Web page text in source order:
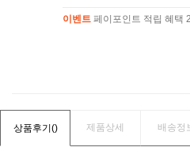
이벤트 페이포인트 적립 혜택
상품후기() 제품상세 배송정